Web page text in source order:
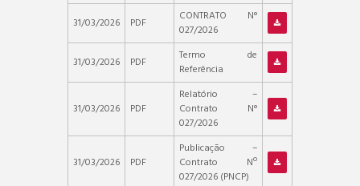
31/03/2026
PDF
CONTRATO N°
027/2026
31/03/2026
PDF
Termo de
Referência
31/03/2026 PDF
Relatório –
Contrato N°
027/2026
31/03/2026 PDF
Publicação –
Contrato Nº
027/2026 (PNCP)